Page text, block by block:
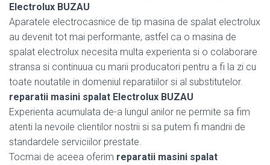
Electrolux BUZAU
Aparatele electrocasnice de tip masina de spalat electrolux
au devenit tot mai performante, astfel ca o masina de
spalat electrolux necesita multa experienta si o colaborare
stransa si continuua cu marii producatori pentru a fi la zi cu
toate noutatile in domeniul reparatiilor si al substitutelor.
reparatii masini spalat Electrolux BUZAU
Experienta acumulata de-a lungul anilor ne permite sa fim
atenti la nevoile clientilor nostrii si sa putem fi mandrii de
standardele serviciilor prestate.
Tocmai de aceea oferim reparatii masini spalat